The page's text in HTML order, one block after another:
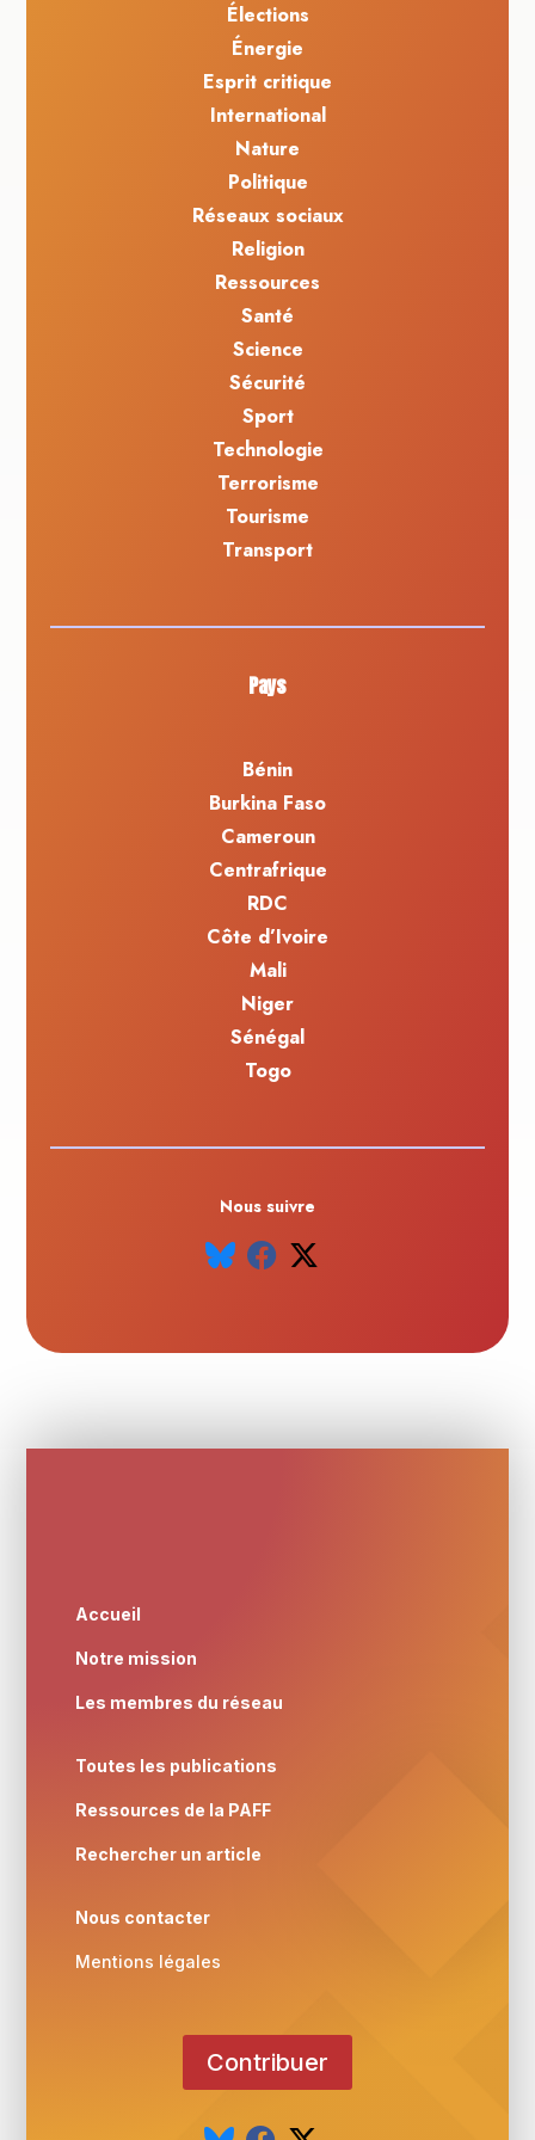
Élections
Énergie
Esprit critique
International
Nature
Politique
Réseaux sociaux
Religion
Ressources
Santé
Science
Sécurité
Sport
Technologie
Terrorisme
Tourisme
Transport
Pays
Bénin
Burkina Faso
Cameroun
Centrafrique
RDC
Côte d’Ivoire
Mali
Niger
Sénégal
Togo
Nous suivre
Accueil
Notre mission
Les membres du réseau
Toutes les publications
Ressources de la PAFF
Rechercher un article
Nous contacter
Mentions légales
Contribuer